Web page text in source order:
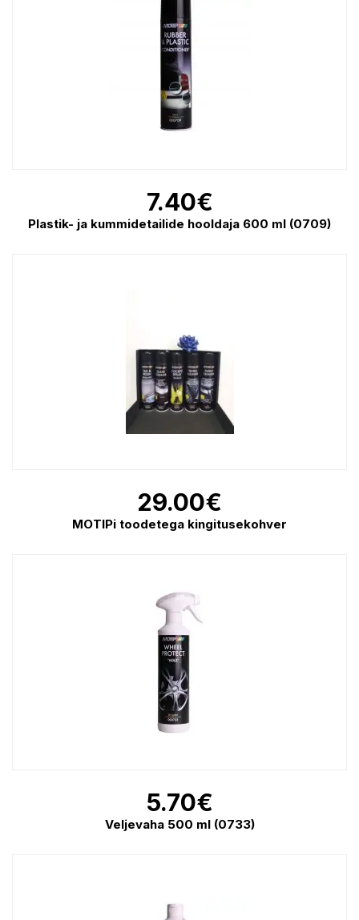
7.40€
Plastik- ja kummidetailide hooldaja 600 ml (0709)
29.00€
MOTIPi toodetega kingitusekohver
5.70€
Veljevaha 500 ml (0733)